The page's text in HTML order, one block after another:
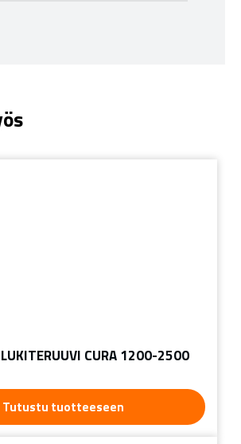
CURA 1200-2500
Tutustu tuotteeseen